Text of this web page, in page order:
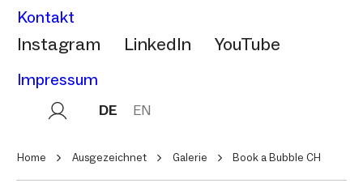
Kontakt
Instagram LinkedIn YouTube
Impressum
DE EN
Home Ausgezeichnet Galerie Book a Bubble CH